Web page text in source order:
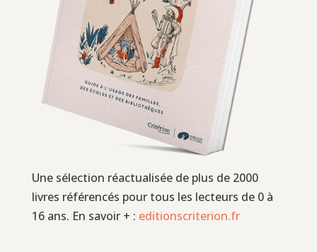
Une sélection réactualisée de plus de 2000
livres référencés pour tous les lecteurs de 0 à
16 ans. En savoir + : editionscriterion.fr